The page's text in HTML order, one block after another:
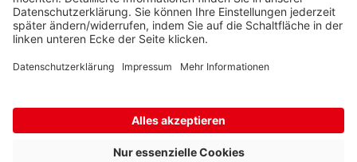
Barrierefreiheit Cookie-Einstellungen Widerrufsrecht
Nachnahmegebühren, wenn nicht anders beschrieben.
* Wir nutzen Trusted Shops als unabhängigen Dienstleister für die
Einholung von Bewertungen. Trusted Shops hat Maßnahmen
getroffen, um sicherzustellen, dass es sich um echte